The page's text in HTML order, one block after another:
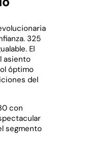
325
El
asiento
óptimo
del
con
segmento